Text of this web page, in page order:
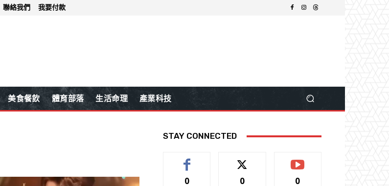
聯絡我們 我要付款
美食餐飲 體育部落 生活命理 產業科技
STAY CONNECTED
0 0 0